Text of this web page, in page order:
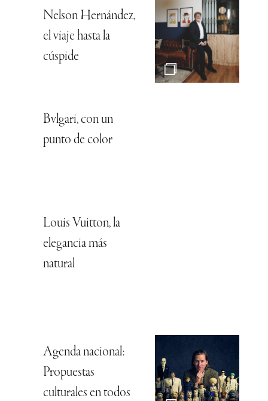
Nelson Hernández,
el viaje hasta la
cúspide
Bvlgari, con un
punto de color
Louis Vuitton, la
elegancia más
natural
Agenda nacional:
Propuestas
culturales en todos